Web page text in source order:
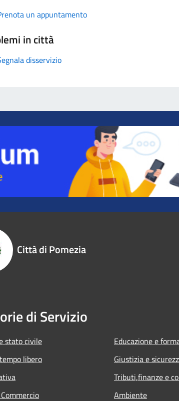
un appuntamento
in città
disservizio
Città di Pomezia
di Servizio
stato civile
libero
Educazione e
Giustizia e
Tributi,finanze e
Ambiente